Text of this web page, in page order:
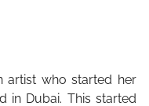
artist who started her
in Dubai. This started